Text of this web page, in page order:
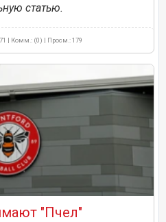
статью.
| Комм.: (0) | Просм.: 179
"Пчел"